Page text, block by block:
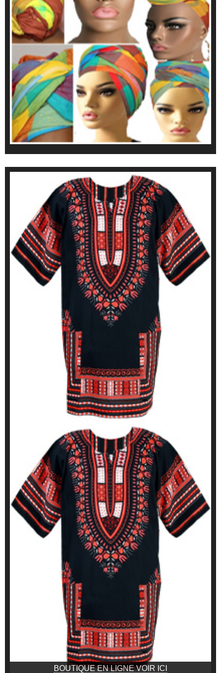
BOUTIQUE EN LIGNE VOIR ICI